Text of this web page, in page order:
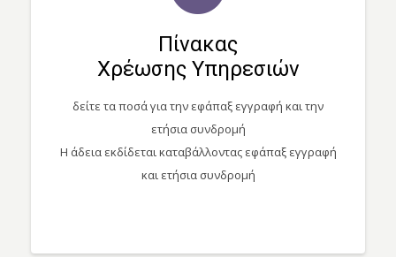
Πίνακας
Χρέωσης Υπηρεσιών
δείτε τα ποσά για την εφάπαξ εγγραφή και την
ετήσια συνδρομή
Η άδεια εκδίδεται καταβάλλοντας εφάπαξ εγγραφή
και ετήσια συνδρομή